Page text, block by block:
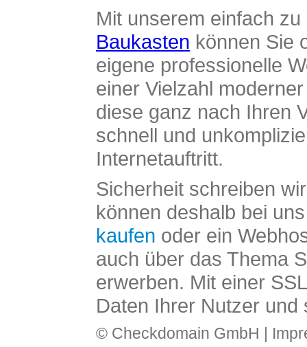
Mit unserem einfach
Baukasten können Sie
eigene professionelle
einer Vielzahl
diese ganz nach Ihren
schnell und
Internetauftritt.
Sicherheit schreiben
können deshalb bei
kaufen oder ein
auch über das Thema
erwerben. Mit einer
Daten Ihrer Nutzer und
© Checkdomain GmbH |